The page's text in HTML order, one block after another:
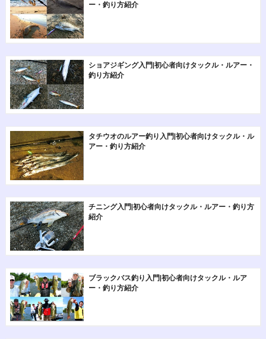
ー・釣り方紹介
ショアジギング入門|初心者向けタックル・ルアー・
釣り方紹介
タチウオのルアー釣り入門|初心者向けタックル・ル
アー・釣り方紹介
チニング入門|初心者向けタックル・ルアー・釣り方
紹介
ブラックバス釣り入門|初心者向けタックル・ルア
ー・釣り方紹介